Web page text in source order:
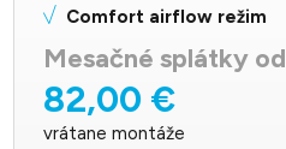
Comfort airflow režim
Mesačné splátky
82,00 €
vrátane montáže